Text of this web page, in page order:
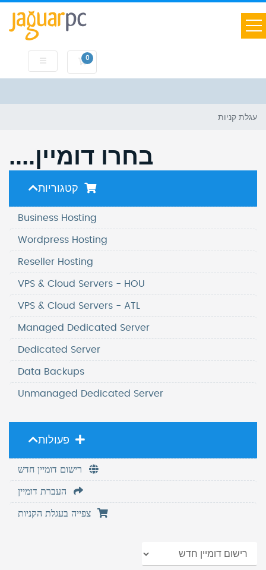
0 עגלת קניות
עגלת קניות
בחרו דומיין....
קטגוריות
Business Hosting
Wordpress Hosting
Reseller Hosting
VPS & Cloud Servers - HOU
VPS & Cloud Servers - ATL
Managed Dedicated Server
Dedicated Server
Data Backups
Unmanaged Dedicated Server
פעולות
רישום דומיין חדש
העברת דומיין
צפייה בעגלת הקניות